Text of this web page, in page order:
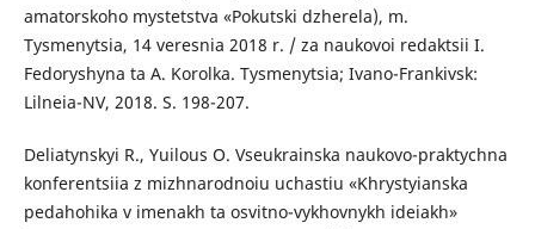
amatorskoho mystetstva «Pokutski dzherela), m.
Tysmenytsia, 14 veresnia 2018 r. / za naukovoi redaktsii I.
Fedoryshyna ta A. Korolka. Tysmenytsia; Ivano-Frankivsk:
Lilneia-NV, 2018. S. 198-207.
Deliatynskyi R., Yuilous O. Vseukrainska naukovo-praktychna
konferentsiia z mizhnarodnoiu uchastiu «Khrystyianska
pedahohika v imenakh ta osvitno-vykhovnykh ideiakh»